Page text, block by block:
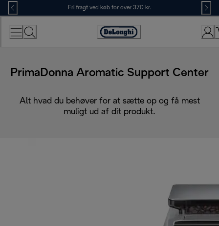
Skip
to
Content
Fri fragt ved køb for over 370 kr.
Accessibility
PrimaDonna Aromatic Support Center
Alt hvad du behøver for at sætte op og få mest
muligt ud af dit produkt.